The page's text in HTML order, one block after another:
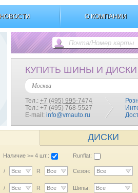
НОВОСТИ О КОМПАНИИ
КУПИТЬ ШИНЫ И ДИСКИ
Москва
Тел.: +7 (495) 995-7474
Тел.: +7 (495) 768-5527
E-mail: info@vmauto.ru
ДИСКИ
Наличие >= 4 шт.: Runflat:
/ Все R Все Сезон: Все
/ Все R Все Шипы: Все